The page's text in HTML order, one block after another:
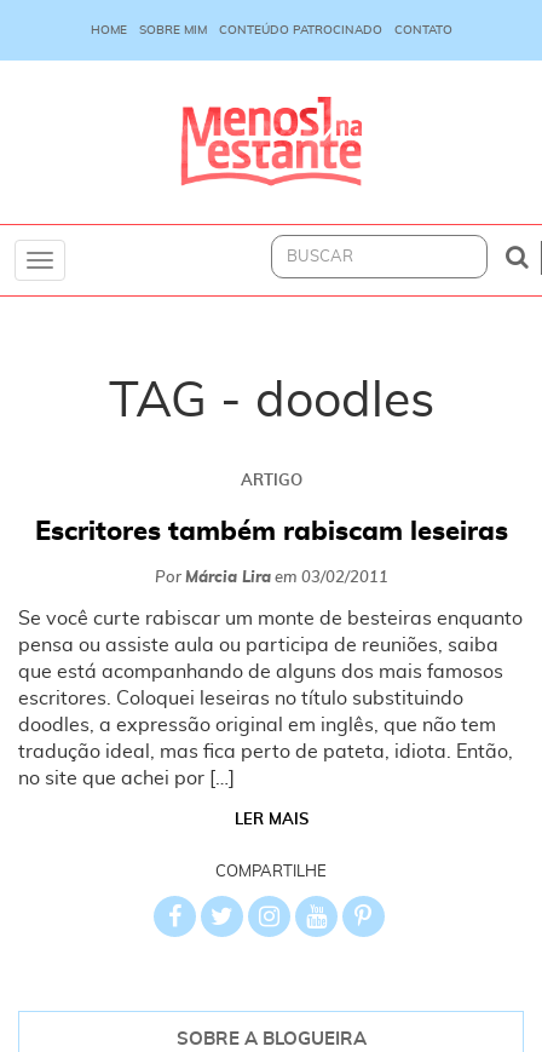
HOME SOBRE MIM CONTEÚDO PATROCINADO CONTATO
Toggle
TAG - doodles
ARTIGO
Escritores também rabiscam leseiras
Por Márcia Liraem 03/02/2011
Se você curte rabiscar um monte de besteiras enquanto
pensa ou assiste aula ou participa de reuniões, saiba
que está acompanhando de alguns dos mais famosos
escritores. Coloquei leseiras no título substituindo
doodles, a expressão original em inglês, que não tem
tradução ideal, mas fica perto de pateta, idiota. Então,
no site que achei por […]
LER MAIS
COMPARTILHE
SOBRE A BLOGUEIRA